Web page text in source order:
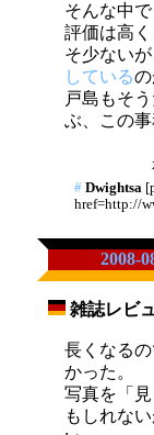
そんな中
評価は高
そ少ない
しているの
戸島もそ
ぶ、この事
# Dwightsa
href=http://
2008-
雑誌レビ
長くなる
かった。
写真を「
もしれな